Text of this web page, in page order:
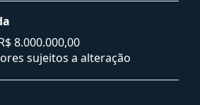
8.000.000,00
sujeitos a alteração